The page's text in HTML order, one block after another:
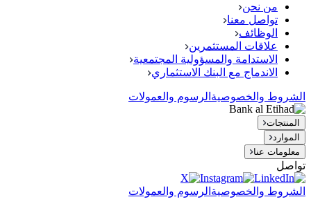
من نحن
تواصل معنا
الوظائف
علاقات المستثمرين
الاستدامة والمسؤولية المجتمعية
الاندماج مع البنك الاستثماري
الشروط والخصوصية الرسوم والعمولات
المنتجات
الموارد
معلومات عنا
تواصل
الشروط والخصوصية الرسوم والعمولات